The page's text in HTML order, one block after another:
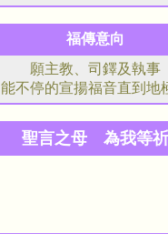
福傳意向
願主教、司鐸及執事
能不停的宣揚福音直到地
聖言之母 為我等祈